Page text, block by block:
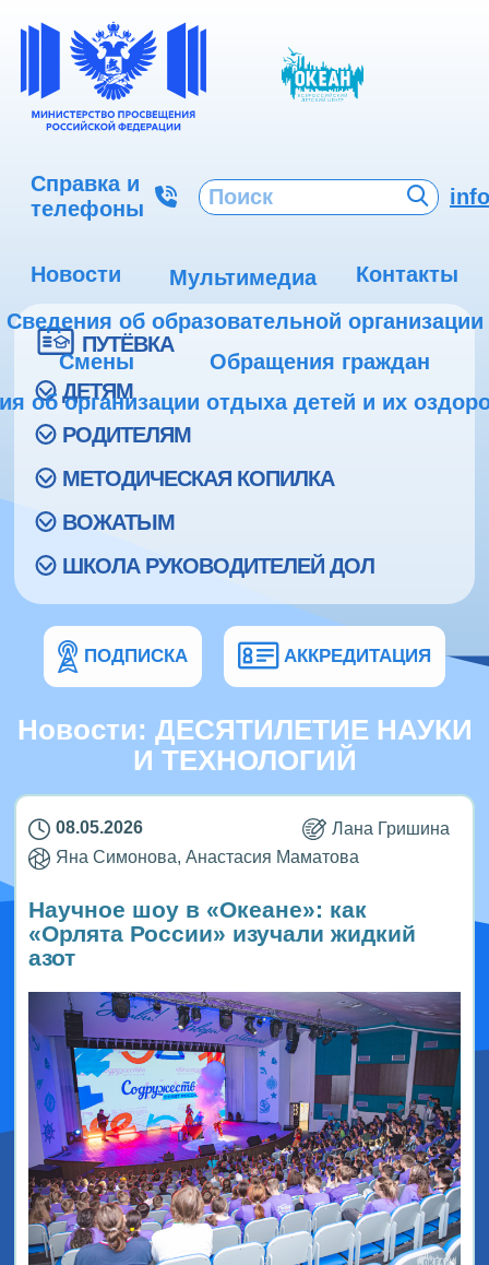
Справка и
телефоны
Новости Мультимедиа
Контакты
Сведения об образовательной организации
Смены
Обращения граждан
об организации отдыха детей и их
ПУТЁВКА
ДЕТЯМ
РОДИТЕЛЯМ
МЕТОДИЧЕСКАЯ КОПИЛКА
ВОЖАТЫМ
ШКОЛА РУКОВОДИТЕЛЕЙ ДОЛ
ПОДПИСКА АККРЕДИТАЦИЯ
Новости: ДЕСЯТИЛЕТИЕ НАУКИ
И ТЕХНОЛОГИЙ
08.05.2026
Лана Гришина
Яна Симонова, Анастасия Маматова
Научное шоу в «Океане»: как
«Орлята России» изучали жидкий
азот